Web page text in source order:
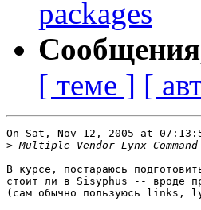
packages
[ теме ] [
On Sat, Nov 12, 2005 at
>
В курсе, постараюсь
стоит ли в Sisyphus -- вроде
(сам обычно пользуюсь links,